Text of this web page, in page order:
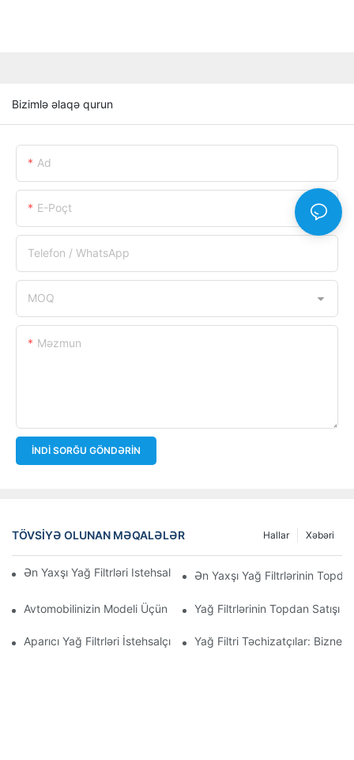
Bizimlə əlaqə qurun
Ad
E-Poçt
Telefon / WhatsApp
MOQ
Məzmun
İNDI SORĞU GÖNDƏRIN
TÖVSIYƏ OLUNAN MƏQALƏLƏR Xəbəri
Hallar
Ən Yaxşı Yağ Filtrləri Istehsal Edən Şirkətlər: Hərtərəfli Baxış
Ən Yaxşı Yağ Filtrlərinin
Avtomobilinizin Modeli Üçün Düzgün Yağ Filtrinin Seçilməsi:
Yağ Filtrlərinin Topdan Satışı
Aparıcı Yağ Filtrləri İstehsalçılarına Və Onların İnnovasiyalarına
Yağ Filtri Təchizatçılar: